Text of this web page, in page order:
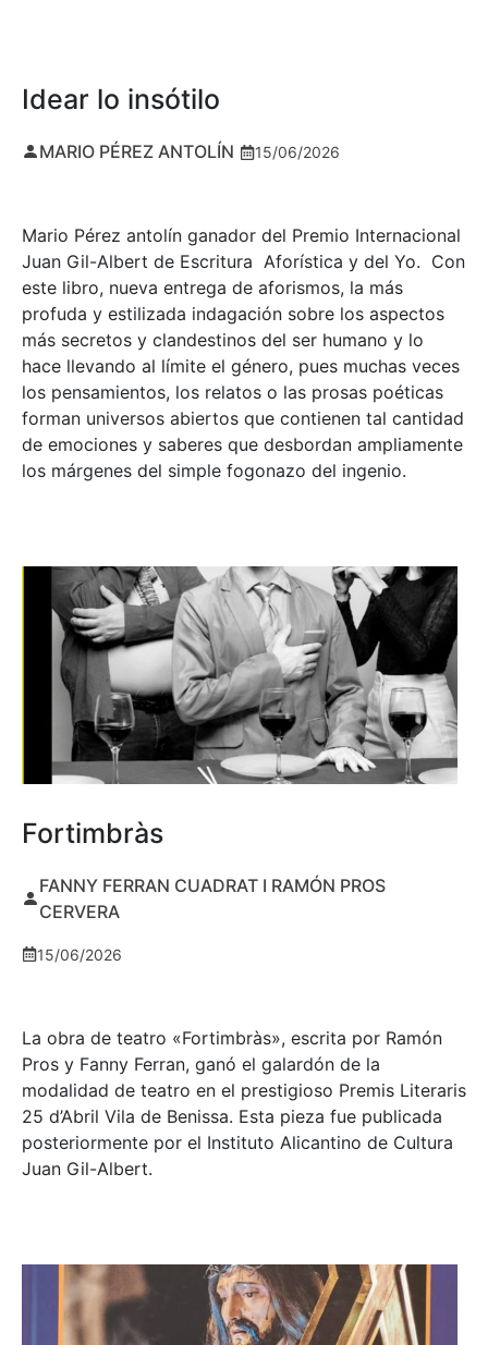
Idear lo insótilo
MARIO PÉREZ ANTOLÍN 15/06/2026
Mario Pérez antolín ganador del Premio Internacional
Juan Gil-Albert de Escritura Aforística y del Yo. Con
este libro, nueva entrega de aforismos, la más
profuda y estilizada indagación sobre los aspectos
más secretos y clandestinos del ser humano y lo
hace llevando al límite el género, pues muchas veces
los pensamientos, los relatos o las prosas poéticas
forman universos abiertos que contienen tal cantidad
de emociones y saberes que desbordan ampliamente
los márgenes del simple fogonazo del ingenio.
Fortimbràs
FANNY FERRAN CUADRAT I RAMÓN PROS
CERVERA
15/06/2026
La obra de teatro «Fortimbràs», escrita por Ramón
Pros y Fanny Ferran, ganó el galardón de la
modalidad de teatro en el prestigioso Premis Literaris
25 d’Abril Vila de Benissa. Esta pieza fue publicada
posteriormente por el Instituto Alicantino de Cultura
Juan Gil-Albert.